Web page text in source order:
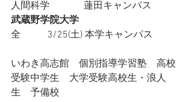
人間科学              蓮田キャンパス
武蔵野学院大学
全           3/25(土) 本学キャンパス
いわき高志館　個別指導学習塾　高校
受験中学生　大学受験高校生・浪人
生　予備校